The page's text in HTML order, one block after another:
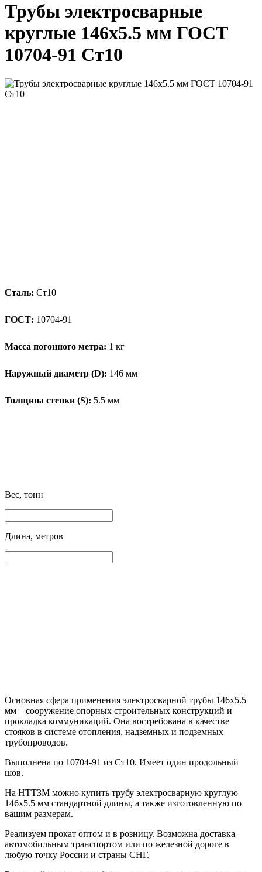
Трубы электросварные
круглые 146x5.5 мм ГОСТ
10704-91 Ст10
Сталь: Ст10
ГОСТ: 10704-91
Масса погонного метра: 1 кг
Наружный диаметр (D): 146 мм
Толщина стенки (S): 5.5 мм
Вес, тонн
Длина, метров
Основная сфера применения электросварной трубы 146х5.5
мм – сооружение опорных строительных конструкций и
прокладка коммуникаций. Она востребована в качестве
стояков в системе отопления, надземных и подземных
трубопроводов.
Выполнена по 10704-91 из Ст10. Имеет один продольный
шов.
На НТТЗМ можно купить трубу электросварную круглую
146х5.5 мм стандартной длины, а также изготовленную по
вашим размерам.
Реализуем прокат оптом и в розницу. Возможна доставка
автомобильным транспортом или по железной дороге в
любую точку России и страны СНГ.